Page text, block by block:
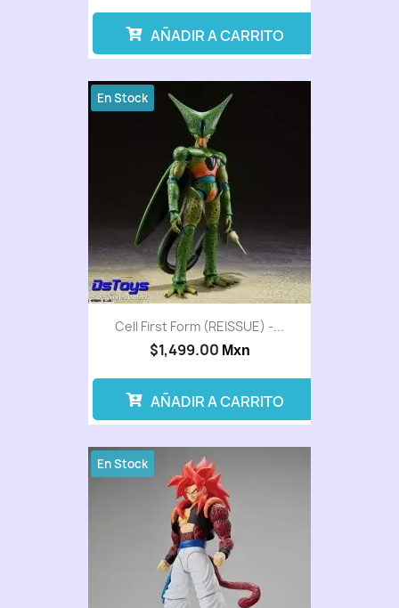
AÑADIR A CARRITO
Cell First Form (REISSUE) -...
$1,499.00 Mxn
En Stock
AÑADIR A CARRITO
En Stock